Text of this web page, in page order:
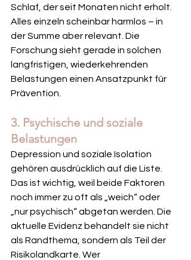
Schlaf, der seit Monaten nicht erholt.
Alles einzeln scheinbar harmlos – in
der Summe aber relevant. Die
Forschung sieht gerade in solchen
langfristigen, wiederkehrenden
Belastungen einen Ansatzpunkt für
Prävention.
3. Psychische und soziale
Belastungen
Depression und soziale Isolation
gehören ausdrücklich auf die Liste.
Das ist wichtig, weil beide Faktoren
noch immer zu oft als „weich“ oder
„nur psychisch“ abgetan werden. Die
aktuelle Evidenz behandelt sie nicht
als Randthema, sondern als Teil der
Risikolandkarte. Wer